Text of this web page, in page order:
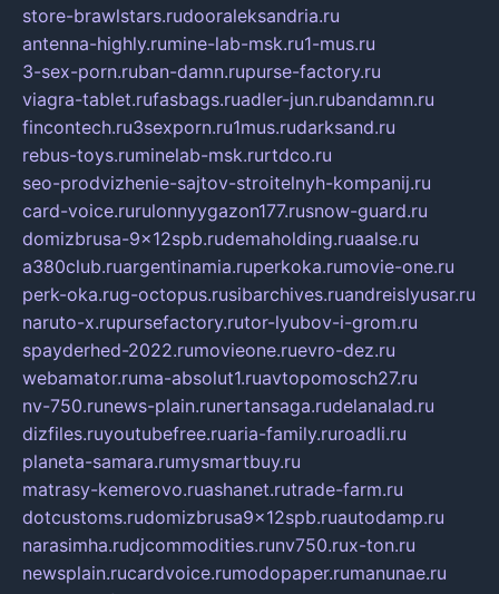
store-brawlstars.rudooraleksandria.ru
antenna-highly.rumine-lab-msk.ru1-mus.ru
3-sex-porn.ruban-damn.rupurse-factory.ru
viagra-tablet.rufasbags.ruadler-jun.rubandamn.ru
fincontech.ru3sexporn.ru1mus.rudarksand.ru
rebus-toys.ruminelab-msk.rurtdco.ru
seo-prodvizhenie-sajtov-stroitelnyh-kompanij.ru
card-voice.rurulonnyygazon177.rusnow-guard.ru
domizbrusa-9x12spb.rudemaholding.ruaalse.ru
a380club.ruargentinamia.ruperkoka.rumovie-one.ru
perk-oka.rug-octopus.rusibarchives.ruandreislyusar.ru
naruto-x.rupursefactory.rutor-lyubov-i-grom.ru
spayderhed-2022.rumovieone.ruevro-dez.ru
webamator.ruma-absolut1.ruavtopomosch27.ru
nv-750.runews-plain.runertansaga.rudelanalad.ru
dizfiles.ruyoutubefree.ruaria-family.ruroadli.ru
planeta-samara.rumysmartbuy.ru
matrasy-kemerovo.ruashanet.rutrade-farm.ru
dotcustoms.rudomizbrusa9x12spb.ruautodamp.ru
narasimha.rudjcommodities.runv750.rux-ton.ru
newsplain.rucardvoice.rumodopaper.rumanunae.ru